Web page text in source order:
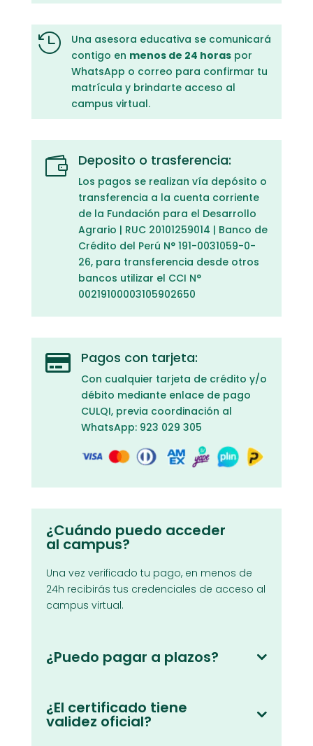

Una asesora educativa se comunicará
contigo en menos de 24 horaspor
WhatsApp o correo para confirmar tu
matrícula y brindarte acceso al
campus virtual.
 Deposito o trasferencia:
Los pagos se realizan vía depósito o
transferencia a la cuenta corriente
de la Fundación para el Desarrollo
Agrario | RUC 20101259014 | Banco de
Crédito del Perú N° 191-0031059-0-
26, para transferencia desde otros
bancos utilizar el CCI N°
00219100003105902650
 Pagos con tarjeta:
Con cualquier tarjeta de crédito y/o
débito mediante enlace de pago
CULQI, previa coordinación al
WhatsApp: 923 029 305
¿Cuándo puedo acceder
al campus?
Una vez verificado tu pago, en menos de
24h recibirás tus credenciales de acceso al
campus virtual.
¿Puedo pagar a plazos?
¿El certificado tiene
validez oficial?